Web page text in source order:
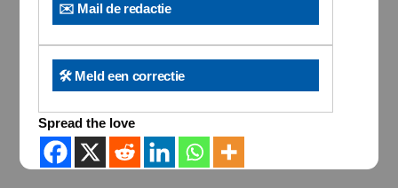
✉️ Mail de redactie
🛠️ Meld een correctie
Spread the love